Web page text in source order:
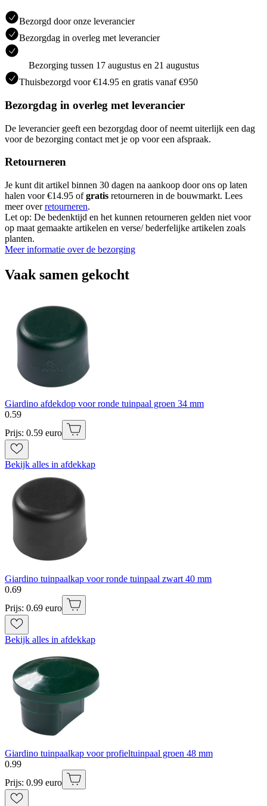
Bezorgd door onze leverancier
Bezorgdag in overleg met leverancier
Bezorging tussen 17 augustus en 21 augustus
Thuisbezorgd voor €14.95 en gratis vanaf €950
Bezorgdag in overleg met leverancier
De leverancier geeft een bezorgdag door of neemt uiterlijk een dag
voor de bezorging contact met je op voor een afspraak.
Retourneren
Je kunt dit artikel binnen 30 dagen na aankoop door ons op laten
halen voor €14.95 ofgratis retourneren in de bouwmarkt. Lees
meer overretourneren.
Let op: De bedenktijd en het kunnen retourneren gelden niet voor
op maat gemaakte artikelen en verse/ bederfelijke artikelen zoals
planten.
Meer informatie over de bezorging
Vaak samen gekocht
Giardino afdekdop voor ronde tuinpaal groen 34 mm
0.59
Prijs: 0.59 euro
Bekijk alles in afdekkap
Giardino tuinpaalkap voor ronde tuinpaal zwart 40 mm
0.69
Prijs: 0.69 euro
Bekijk alles in afdekkap
Giardino tuinpaalkap voor profieltuinpaal groen 48 mm
0.99
Prijs: 0.99 euro